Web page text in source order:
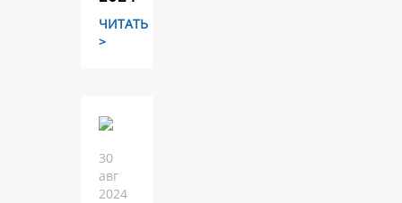
ЧИТАТЬ
>
30
авг
2024